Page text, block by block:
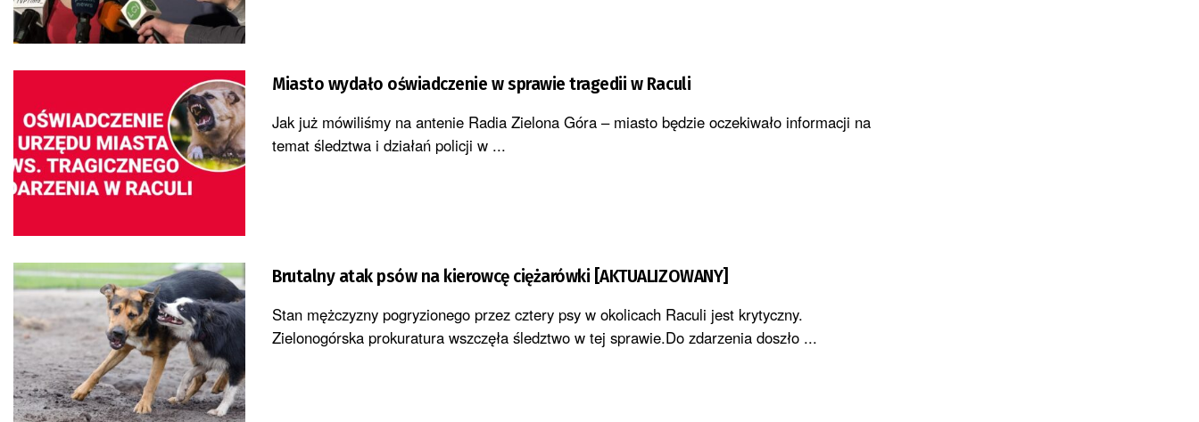
Miasto wydało oświadczenie w sprawie tragedii w Raculi
Jak już mówiliśmy na antenie Radia Zielona Góra – miasto będzie oczekiwało informacji na
temat śledztwa i działań policji w ...
Brutalny atak psów na kierowcę ciężarówki [AKTUALIZOWANY]
Stan mężczyzny pogryzionego przez cztery psy w okolicach Raculi jest krytyczny.
Zielonogórska prokuratura wszczęła śledztwo w tej sprawie.Do zdarzenia doszło ...